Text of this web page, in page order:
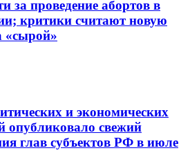
за проведение абортов в
критики считают новую
«сырой»
и экономических
опубликовало свежий
глав субъектов РФ в июле